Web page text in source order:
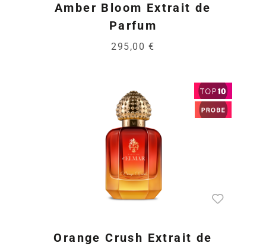
Amber Bloom Extrait de
Parfum
295,00 €
Orange Crush Extrait de